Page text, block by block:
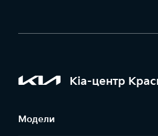
Kia-центр
Модели